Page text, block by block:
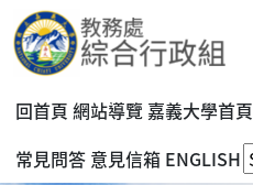
回首頁 網站導覽 嘉義大學首頁
常見問答 意見信箱 ENGLISH